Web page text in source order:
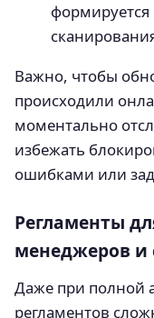
формируется
Важно, чтобы
происходили
моментально
избежать
ошибками или
Регламенты
менеджеров и
Даже при полной
регламентов